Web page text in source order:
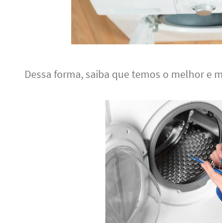
Dessa forma, saiba que temos o melhor e